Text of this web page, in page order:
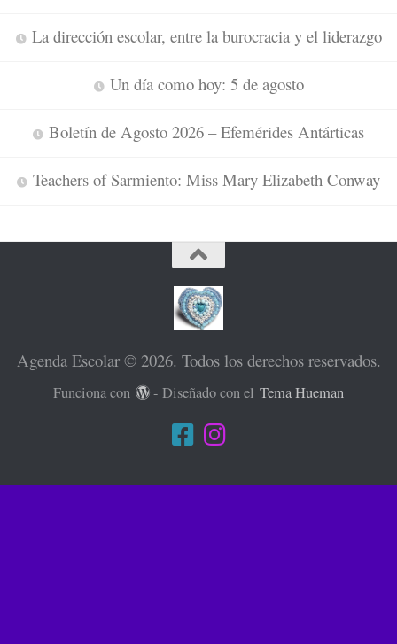
La dirección escolar, entre la burocracia y el liderazgo
Un día como hoy: 5 de agosto
Boletín de Agosto 2026 – Efemérides Antárticas
Teachers of Sarmiento: Miss Mary Elizabeth Conway
Agenda Escolar © 2026. Todos los derechos reservados.
Funciona con - Diseñado con elTema Hueman